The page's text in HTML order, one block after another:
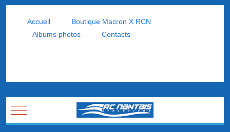
Accueil
Boutique Macron X RCN
Albums photos
Contacts
Mobile Menu Toggle